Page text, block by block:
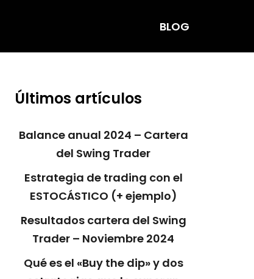
BLOG
Últimos artículos
Balance anual 2024 – Cartera
del Swing Trader
Estrategia de trading con el
ESTOCÁSTICO (+ ejemplo)
Resultados cartera del Swing
Trader – Noviembre 2024
Qué es el «Buy the dip» y dos